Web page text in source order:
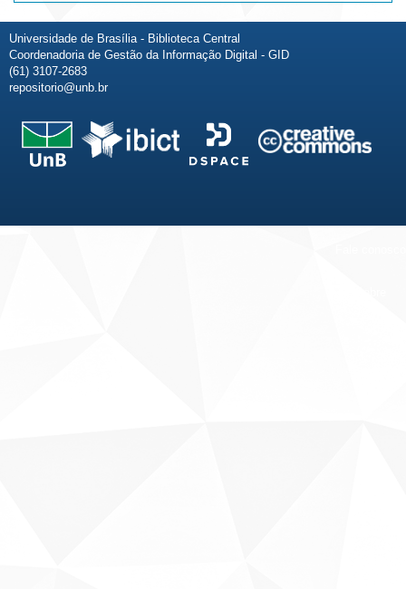
Universidade de Brasília - Biblioteca Central
Coordenadoria de Gestão da Informação Digital - GID
(61) 3107-2683
repositorio@unb.br